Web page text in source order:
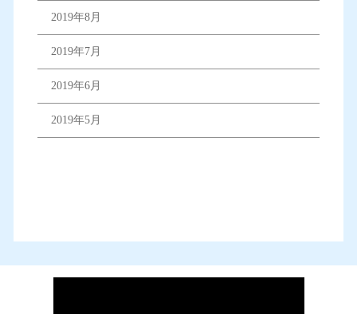
2019年8月
2019年7月
2019年6月
2019年5月